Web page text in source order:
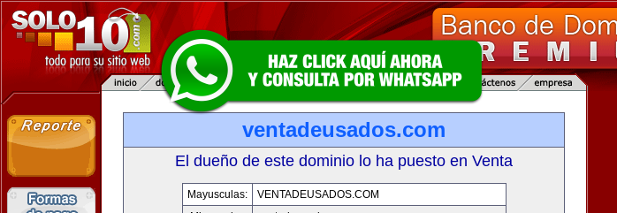
ventadeusados.com
El dueño de este dominio lo ha puesto en Venta
Mayusculas:
VENTADEUSADOS.COM